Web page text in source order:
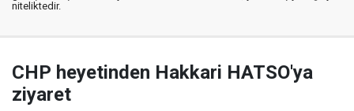
niteliktedir.
CHP heyetinden Hakkari HATSO'ya
ziyaret